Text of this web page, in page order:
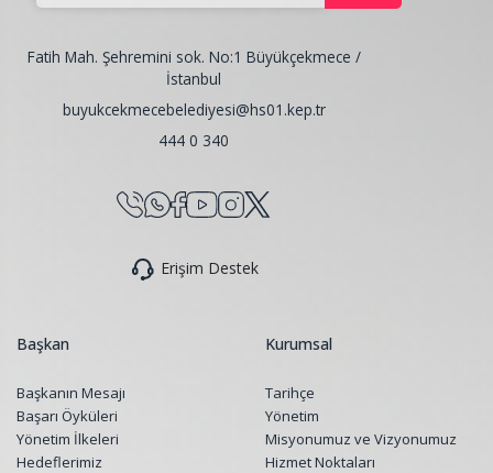
Fatih Mah. Şehremini sok. No:1 Büyükçekmece /
İstanbul
buyukcekmecebelediyesi@hs01.kep.tr
444 0 340
Erişim Destek
Başkan
Başkanın Mesajı
Başarı Öyküleri
Yönetim İlkeleri
Hedeflerimiz
Kurumsal
Tarihçe
Yönetim
Misyonumuz ve Vizyonumuz
Hizmet Noktaları